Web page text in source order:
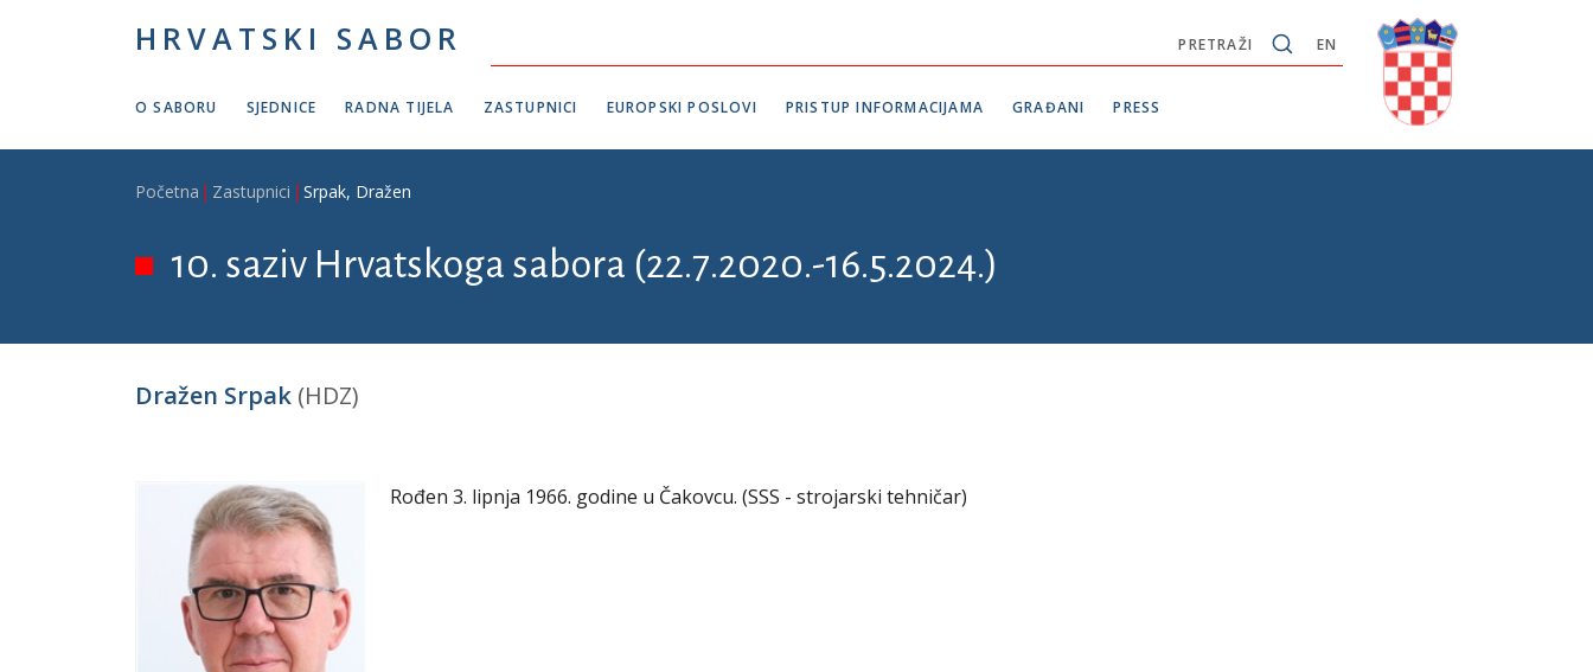
HRVATSKI SABOR EN
PRETRAŽI
O SABORU SJEDNICE RADNA TIJELA ZASTUPNICI EUROPSKI POSLOVI PRISTUP INFORMACIJAMA GRAĐANI PRESS
Breadcrumb
Početna Zastupnici Srpak, Dražen
10. saziv Hrvatskoga sabora (22.7.2020.-16.5.2024.)
Dražen Srpak (HDZ)
Rođen 3. lipnja 1966. godine u Čakovcu. (SSS - strojarski tehničar)